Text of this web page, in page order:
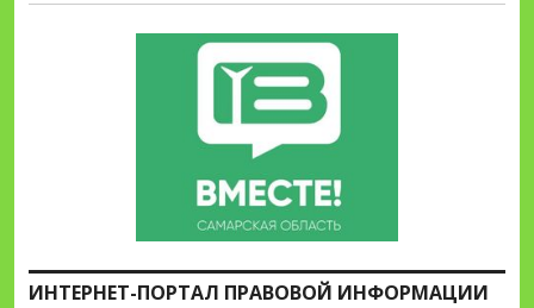
ИНТЕРНЕТ-ПОРТАЛ ПРАВОВОЙ ИНФОРМАЦИИ